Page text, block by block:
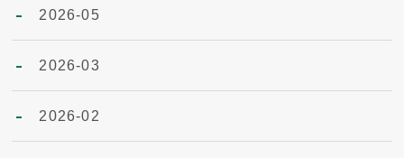
2026-05
2026-03
2026-02